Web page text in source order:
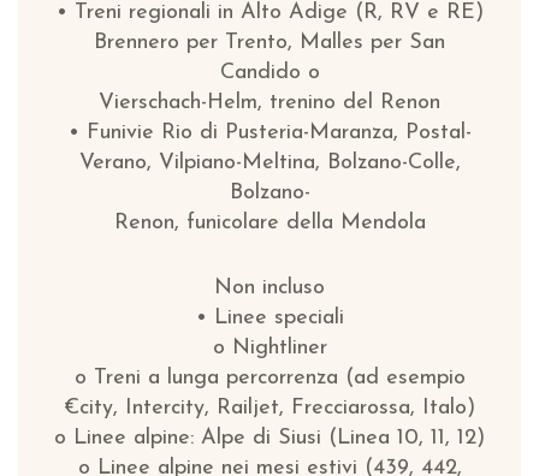
• Treni regionali in Alto Adige (R, RV e RE)
Brennero per Trento, Malles per San
Candido o
Vierschach-Helm, trenino del Renon
• Funivie Rio di Pusteria-Maranza, Postal-
Verano, Vilpiano-Meltina, Bolzano-Colle,
Bolzano-
Renon, funicolare della Mendola
Non incluso
• Linee speciali
o Nightliner
o Treni a lunga percorrenza (ad esempio
€city, Intercity, Railjet, Frecciarossa, Italo)
o Linee alpine: Alpe di Siusi (Linea 10, 11, 12)
o Linee alpine nei mesi estivi (439, 442,